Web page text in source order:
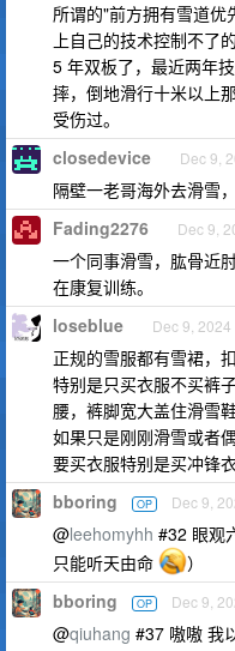
所谓的"前方拥有雪道优
上自己的技术控制不了
5 年双板了，最近两年
摔，倒地滑行十米以上
受伤过。
closedevice Dec 9,
隔壁一老哥海外去滑雪
Fading2276 Dec 9,
一个同事滑雪，肱骨近
在康复训练。
loseblue Dec 9, 2024
正规的雪服都有雪裙，
特别是只买衣服不买裤
腰，裤脚宽大盖住滑雪
如果只是刚刚滑雪或者
要买衣服特别是买冲锋衣
bboring OP Dec 9,
@leehomyhh #32 眼观
只能听天由命
）
bboring OP Dec 9,
@qiuhang #37 嗷嗷 我